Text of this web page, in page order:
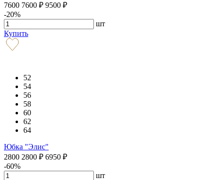
7600 7600 ₽ 9500 ₽
-20%
шт
Купить
52
54
56
58
60
62
64
Юбка "Элис"
2800 2800 ₽ 6950 ₽
-60%
шт